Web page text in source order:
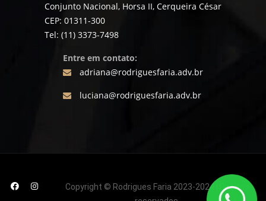
Conjunto Nacional, Horsa II, Cerqueira César
CEP: 01311-300
Tel: (11) 3373-7498
Entre em contato:
adriana@rodriguesfaria.adv.br
luciana@rodriguesfaria.adv.br
Copyright © Rodrigues Faria 2023-2024 | Direitos